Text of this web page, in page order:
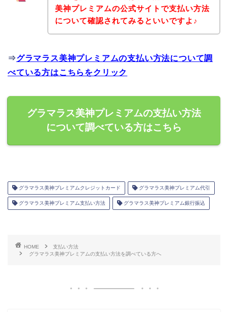
美神プレミアムの公式サイトで支払い方法
について確認されてみるといいですよ♪
⇒グラマラス美神プレミアムの支払い方法について調
べている方はこちらをクリック
グラマラス美神プレミアムの支払い方法
について調べている方はこちら
グラマラス美神プレミアムクレジットカード グラマラス美神プレミアム代引
グラマラス美神プレミアム支払い方法 グラマラス美神プレミアム銀行振込
HOME
支払い方法
グラマラス美神プレミアムの支払い方法を調べている方へ